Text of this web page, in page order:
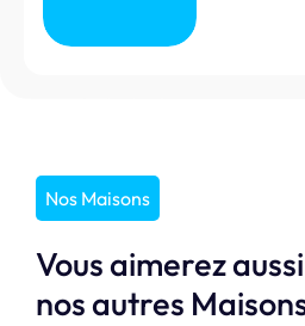
Nos Maisons
Vous aimerez aussi
nos autres